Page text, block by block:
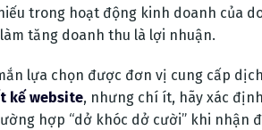
trong hoạt động kinh doanh của
tăng doanh thu là lợi nhuận.
lựa chọn được đơn vị cung cấp
kế website, nhưng chí ít, hãy xác
hợp “dở khóc dở cười” khi nhận